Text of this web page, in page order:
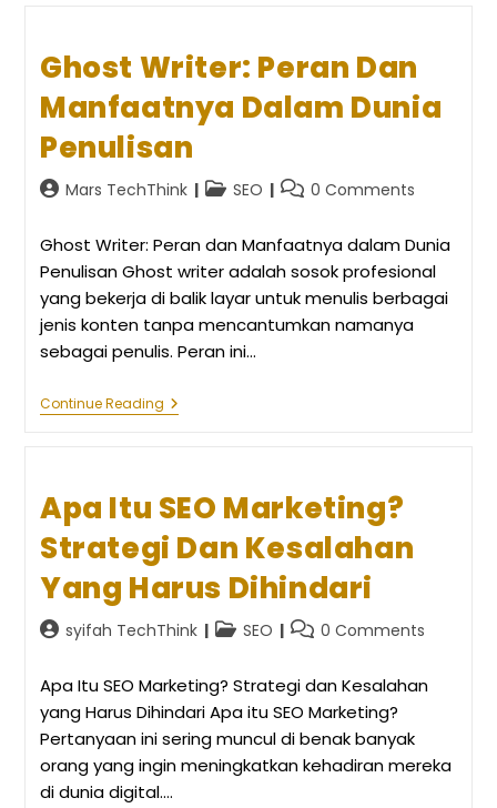
Dapat
Membantu
Anda
Di
Peringkat
1
Google
Ghost Writer: Peran Dan
Manfaatnya Dalam Dunia
Penulisan
PostMars TechThink
PostSEO
Post0 Comments
Ghost Writer: Peran dan Manfaatnya dalam Dunia
Penulisan Ghost writer adalah sosok profesional
yang bekerja di balik layar untuk menulis berbagai
jenis konten tanpa mencantumkan namanya
sebagai penulis. Peran ini…
Continue ReadingGhost
Writer:
Dalam
Dunia
Apa Itu SEO Marketing?
Strategi Dan Kesalahan
Yang Harus Dihindari
Postsyifah TechThink
PostSEO
Post0 Comments
Apa Itu SEO Marketing? Strategi dan Kesalahan
yang Harus Dihindari Apa itu SEO Marketing?
Pertanyaan ini sering muncul di benak banyak
orang yang ingin meningkatkan kehadiran mereka
di dunia digital.…